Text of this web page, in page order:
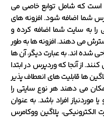
است که شامل توابع خاصی می
شما اضافه شود. افزونه های
را به سایت شما اضافه کرده و
می دهند. افزونه ها به طور
شده اند. به عبارت دیگر، آن ها
از آنجا که وردپرس در ابتدا
ها قابلیت های انعطاف پذیر
می دهند هر نوع سایتی را
موردنیاز افراد باشد. به عنوان
الکترونیکی، پلاگین ووکامرس